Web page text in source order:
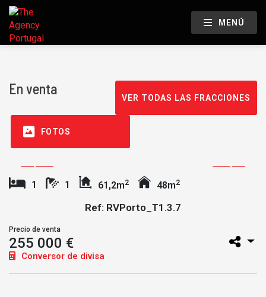
MENÚ
En venta
VER TODAS LAS FRACCIONES
FOTOS
1 1 61,2m2 48m2
Ref: RVPorto_T1.3.7
Precio de venta
255 000 €
Conversor de divisa